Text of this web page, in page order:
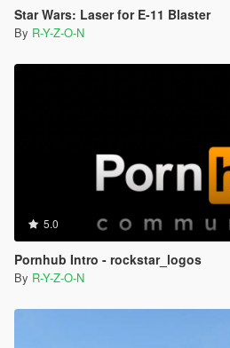
Star Wars: Laser for E-11 Blaster
By R-Y-Z-O-N
5.0
Pornhub Intro - rockstar_logos
By R-Y-Z-O-N